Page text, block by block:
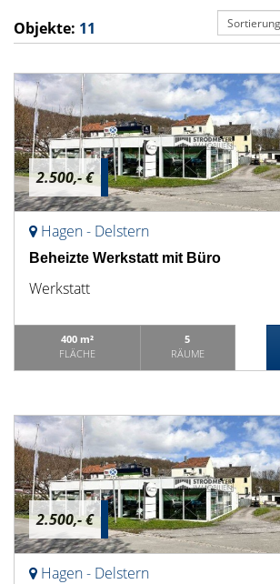
Objekte: 11
2.500,- €
Hagen - Delstern
Beheizte Werkstatt mit Büro
Werkstatt
400 m²
FLÄCHE
5
RÄUME
2.500,- €
Hagen - Delstern